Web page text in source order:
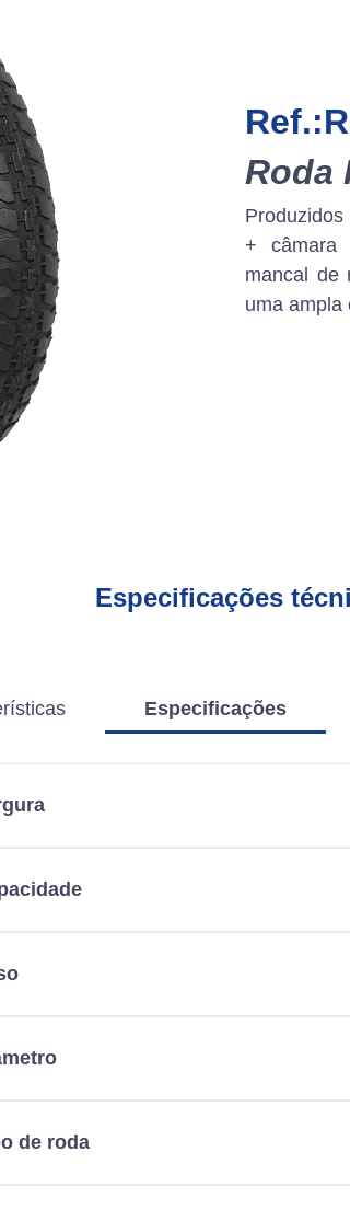
Roda
+ câmara
mancal de
uma ampla
Especificações
Especificações
de roda